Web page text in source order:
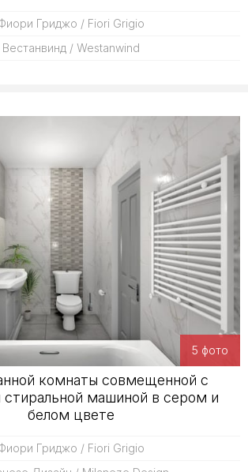
Гриджо / Fiori Grigio
Вестанвинд / Westanwind
5 фото
комнаты совмещенной с
стиральной машиной в сером и
белом цвете
Гриджо / Fiori Grigio